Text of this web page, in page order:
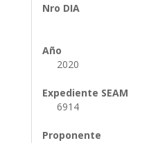
Nro DIA
Año
2020
Expediente SEAM
6914
Proponente